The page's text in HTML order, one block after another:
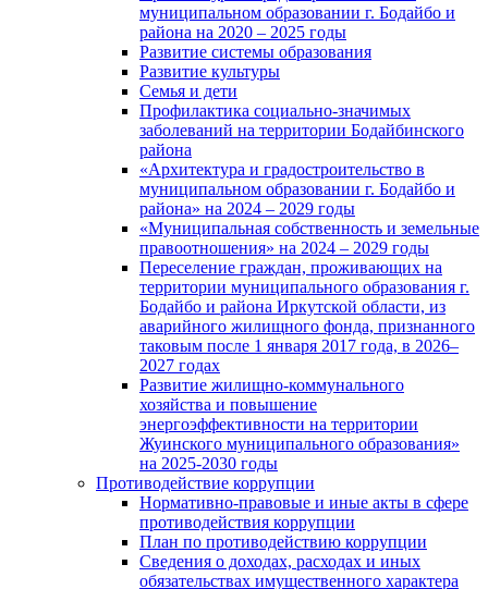
муниципальном образовании г. Бодайбо и
района на 2020 – 2025 годы
Развитие системы образования
Развитие культуры
Семья и дети
Профилактика социально-значимых
заболеваний на территории Бодайбинского
района
«Архитектура и градостроительство в
муниципальном образовании г. Бодайбо и
района» на 2024 – 2029 годы
«Муниципальная собственность и земельные
правоотношения» на 2024 – 2029 годы
Переселение граждан, проживающих на
территории муниципального образования г.
Бодайбо и района Иркутской области, из
аварийного жилищного фонда, признанного
таковым после 1 января 2017 года, в 2026–
2027 годах
Развитие жилищно-коммунального
хозяйства и повышение
энергоэффективности на территории
Жуинского муниципального образования»
на 2025-2030 годы
Противодействие коррупции
Нормативно-правовые и иные акты в сфере
противодействия коррупции
План по противодействию коррупции
Сведения о доходах, расходах и иных
обязательствах имущественного характера